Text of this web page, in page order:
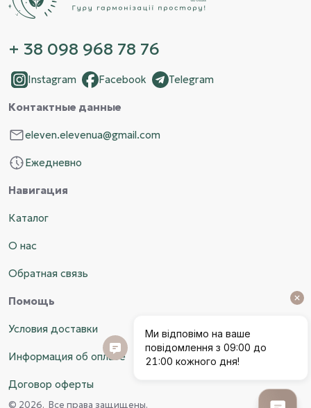
+ 38 098 968 78 76
Instagram Facebook Telegram
Контактные данные
eleven.elevenua@gmail.com
Ежедневно
Навигация
Каталог
О нас
Обратная связь
Помощь
Условия доставки
Информация об оплате
Договор оферты
© 2026. Все права защищены.